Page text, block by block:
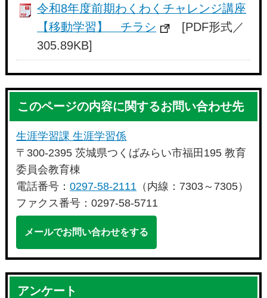
令和8年度前期わくわくチャレンジ講座
【移動学習】 チラシ
[PDF形式／
305.89KB]
このページの内容に関するお問い合わせ先
生涯学習課 生涯学習係
〒300-2395 茨城県つくばみらい市福田195 教育
委員会教育棟
電話番号：0297-58-2111 （内線：7303～7305）
ファクス番号：0297-58-5711
メールでお問い合わせをする
アンケート